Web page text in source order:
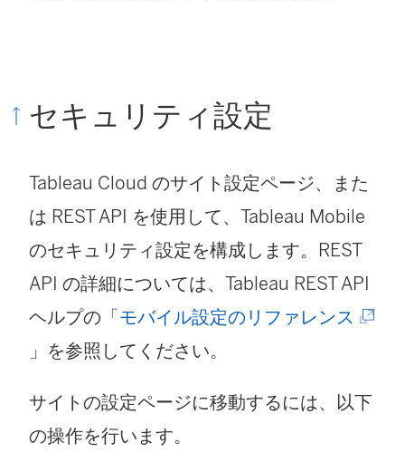
セキュリティ設定
Tableau Cloud のサイト設定ページ、また
は REST API を使用して、Tableau Mobile
のセキュリティ設定を構成します。REST
API の詳細については、Tableau REST API
ヘルプの「モバイル設定のリファレンス (
い
」を参照してください。
サイトの設定ページに移動するには、以下
の操作を行います。